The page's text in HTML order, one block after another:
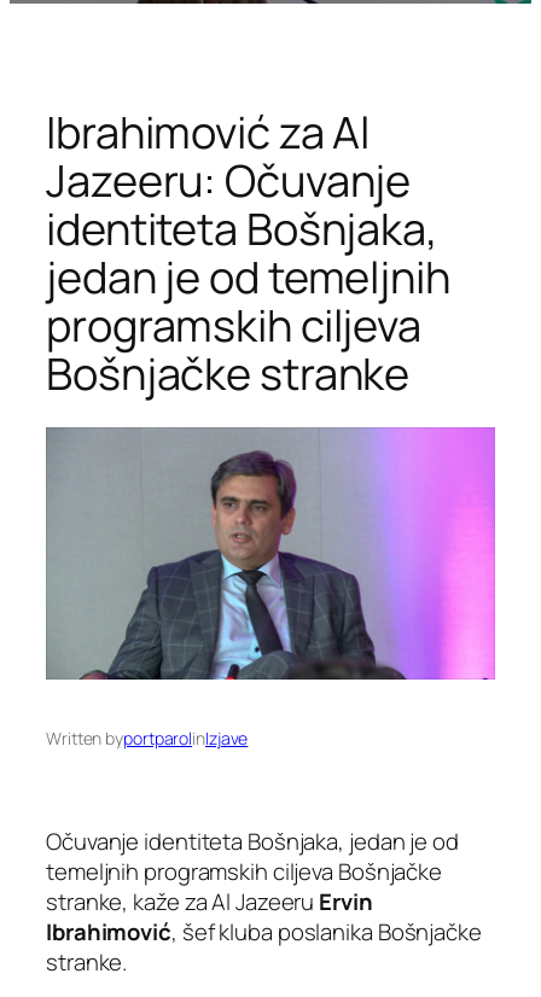
Ibrahimović za Al
Jazeeru: Očuvanje
identiteta Bošnjaka,
jedan je od temeljnih
programskih ciljeva
Bošnjačke stranke
Written byportparolinIzjave
Očuvanje identiteta Bošnjaka, jedan je od
temeljnih programskih ciljeva Bošnjačke
stranke, kaže za Al Jazeeru Ervin
Ibrahimović, šef kluba poslanika Bošnjačke
stranke.